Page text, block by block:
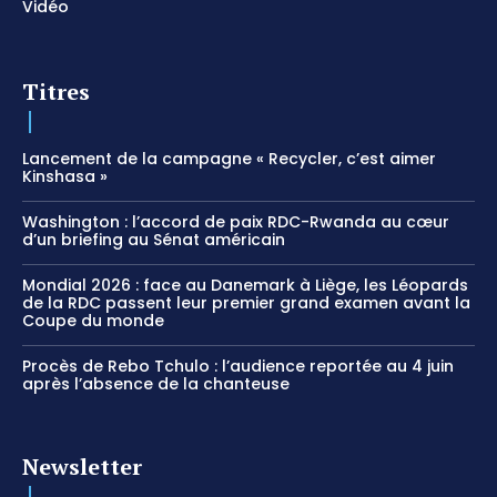
Vidéo
Titres
Lancement de la campagne « Recycler, c’est aimer
Kinshasa »
Washington : l’accord de paix RDC-Rwanda au cœur
d’un briefing au Sénat américain
Mondial 2026 : face au Danemark à Liège, les Léopards
de la RDC passent leur premier grand examen avant la
Coupe du monde
Procès de Rebo Tchulo : l’audience reportée au 4 juin
après l’absence de la chanteuse
Newsletter